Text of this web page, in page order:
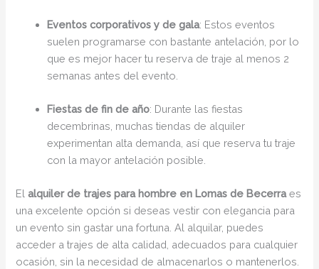
Eventos corporativos y de gala: Estos eventos
suelen programarse con bastante antelación, por lo
que es mejor hacer tu reserva de traje al menos 2
semanas antes del evento.
Fiestas de fin de año: Durante las fiestas
decembrinas, muchas tiendas de alquiler
experimentan alta demanda, así que reserva tu traje
con la mayor antelación posible.
Elalquiler de trajes para hombre en Lomas de Becerraes
una excelente opción si deseas vestir con elegancia para
un evento sin gastar una fortuna. Al alquilar, puedes
acceder a trajes de alta calidad, adecuados para cualquier
ocasión, sin la necesidad de almacenarlos o mantenerlos.